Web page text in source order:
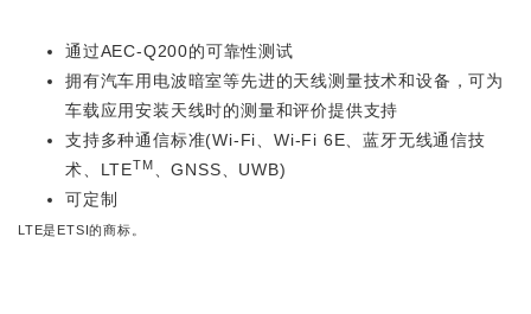
通过AEC-Q200的可靠性测试
拥有汽车用电波暗室等先进的天线测量技术和设备，可为
车载应用安装天线时的测量和评价提供支持
支持多种通信标准(Wi-Fi、Wi-Fi 6E、蓝牙无线通信技
术、LTETM
、GNSS、UWB)
可定制
LTE是ETSI的商标。